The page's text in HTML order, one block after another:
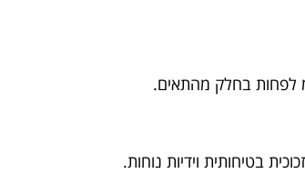
בטיחותית וידיות נוחות.